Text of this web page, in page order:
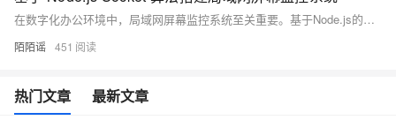
在数字化办公环境中，局域网屏幕监控系统至关重要。基于Node.js的Socket算法实现高效、稳定的实时屏幕数据传输，助力企业保障信息安全、监督工作状态和远程技术支持。通过Socket建立监控端与被监控端的数据桥梁，确保实时画面呈现。实际部署需合理分配带宽并加密传输，确保信息安全。企业在使用时应权衡利弊，遵循法规，保障员工权益。
陌陌谣 451
热门文章 最新文章